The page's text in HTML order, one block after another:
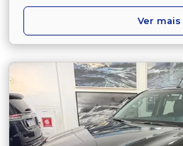
Ver mais